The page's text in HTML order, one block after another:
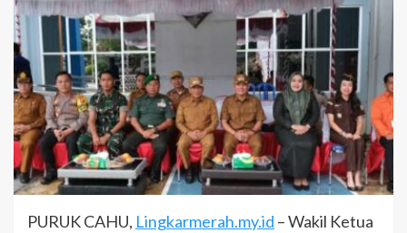
PURUK CAHU, Lingkarmerah.my.id – Wakil Ketua